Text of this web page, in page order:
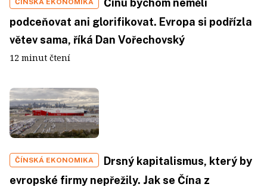
podceňovat ani glorifikovat. Evropa si podřízla
větev sama, říká Dan Vořechovský
12 minut čtení
ČÍNSKÁ EKONOMIKA
Drsný kapitalismus, který by
evropské firmy nepřežily. Jak se Čína z